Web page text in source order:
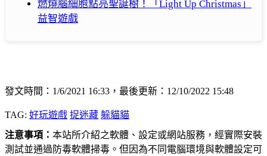
燃燒腦細胞點亮聖誕樹！「Light Up Christmas」
益智遊戲
發文時間：1/6/2021 16:33，最後更新：12/10/2022 15:48
TAG: 好玩遊戲 捉迷藏 躲貓貓
注意事項： 本站所介紹之軟體、設定或網站服務，經實際安裝
測試並通過防毒軟體掃毒。但因為不同電腦環境與軟體設定可